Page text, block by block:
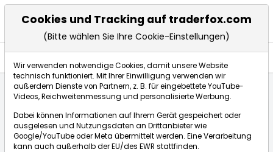
Cookies und Tracking auf traderfox.com
(Bitte wählen Sie Ihre Cookie-Einstellungen)
Wir verwenden notwendige Cookies, damit unsere Website
technisch funktioniert. Mit Ihrer Einwilligung verwenden wir
außerdem Dienste von Partnern, z. B. für eingebettete YouTube-
Videos, Reichweitenmessung und personalisierte Werbung.
Dabei können Informationen auf Ihrem Gerät gespeichert oder
ausgelesen und Nutzungsdaten an Drittanbieter wie
Google/YouTube oder Meta übermittelt werden. Eine Verarbeitung
kann auch außerhalb der EU/des EWR stattfinden.